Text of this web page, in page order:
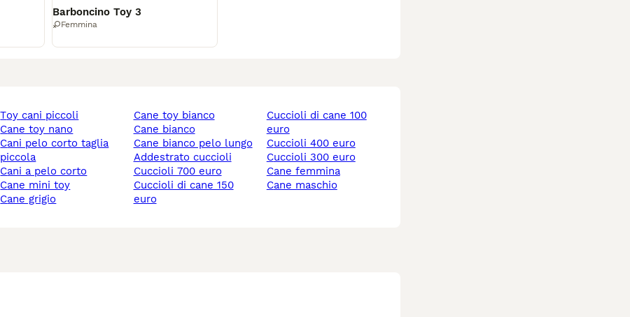
Barboncino Toy 3
Femmina
toy cani piccoli
cane toy nano
cani pelo corto taglia
piccola
cani a pelo corto
cane mini toy
cane grigio
cane toy bianco
cane bianco
cane bianco pelo lungo
addestrato cuccioli
cuccioli 700 euro
cuccioli di cane 150
euro
cuccioli di cane 100
euro
cuccioli 400 euro
cuccioli 300 euro
cane femmina
cane maschio